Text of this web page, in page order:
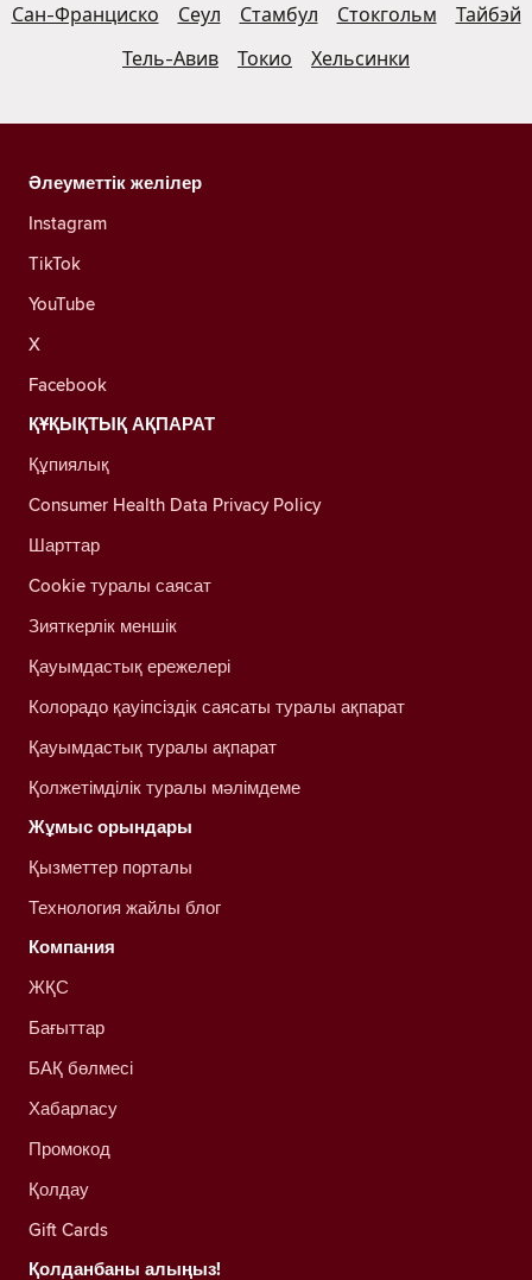
Сан-Франциско
Сеул Стамбул Стокгольм
Тайбэй
Тель-Авив
Токио Хельсинки
Әлеуметтік желілер
Instagram
TikTok
YouTube
X
Facebook
ҚҰҚЫҚТЫҚ АҚПАРАТ
Құпиялық
Consumer Health Data Privacy Policy
Шарттар
Cookie туралы саясат
Зияткерлік меншік
Қауымдастық ережелері
Колорадо қауіпсіздік саясаты туралы ақпарат
Қауымдастық туралы ақпарат
Қолжетімділік туралы мәлімдеме
Жұмыс орындары
Қызметтер порталы
Технология жайлы блог
Компания
ЖҚС
Бағыттар
БАҚ бөлмесі
Хабарласу
Промокод
Қолдау
Gift Cards
Қолданбаны алыңыз!